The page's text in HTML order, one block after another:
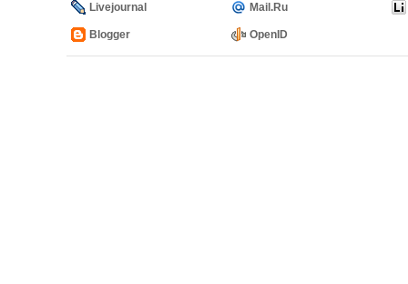
Livejournal Mail.Ru
Blogger OpenID